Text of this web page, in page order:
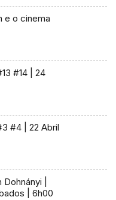
e o cinema
#14 | 24
#4 | 22 Abril
|
| 6h00